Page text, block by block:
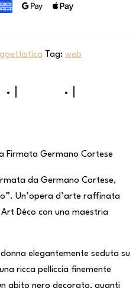
Tag: web
Firmata Germano Cortese
da Germano Cortese,
Un’opera d’arte raffinata
Déco con una maestria
elegantemente seduta su
ricca pelliccia finemente
abito nero decorato, guanti